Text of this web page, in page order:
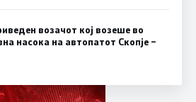
возачот кој возеше во
насока на автопатот Скопје –